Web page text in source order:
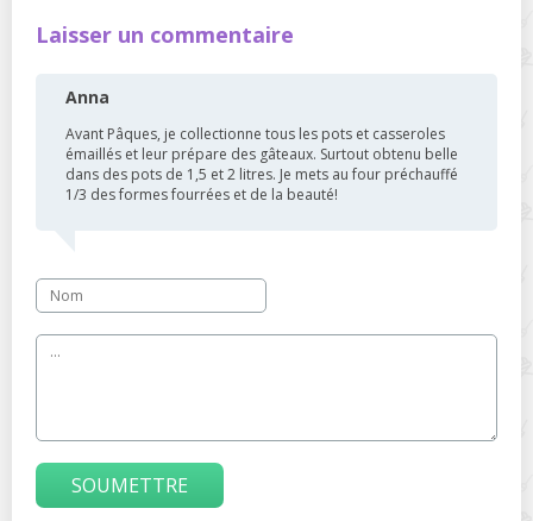
Laisser un commentaire
Anna
Avant Pâques, je collectionne tous les pots et casseroles
émaillés et leur prépare des gâteaux. Surtout obtenu belle
dans des pots de 1,5 et 2 litres. Je mets au four préchauffé
1/3 des formes fourrées et de la beauté!
SOUMETTRE